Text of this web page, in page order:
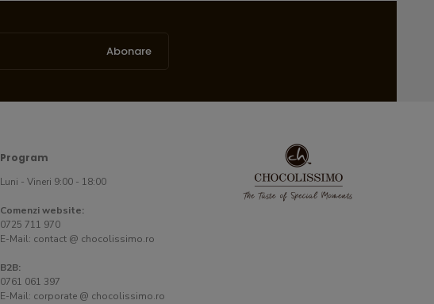
Abonare
Program
Luni - Vineri 9:00 - 18:00
Comenzi website:
0725 711 970
E-Mail: contact @ chocolissimo.ro
B2B:
0761 061 397
E-Mail: corporate @ chocolissimo.ro